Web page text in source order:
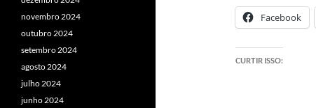
Facebook
CURTIR ISSO:
novembro 2024
outubro 2024
setembro 2024
agosto 2024
julho 2024
junho 2024